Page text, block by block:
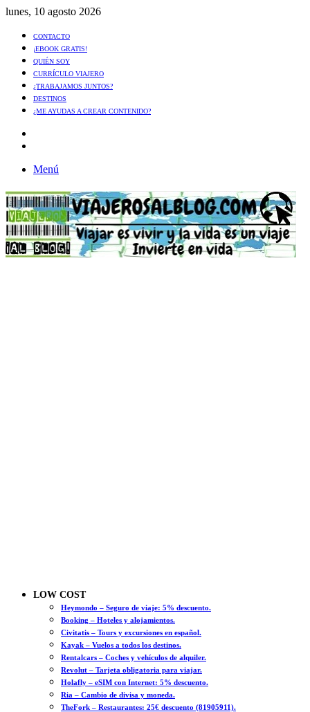
lunes, 10 agosto 2026
CONTACTO
¡EBOOK GRATIS!
QUIÉN SOY
CURRÍCULO VIAJERO
¿TRABAJAMOS JUNTOS?
DESTINOS
¿ME AYUDAS A CREAR CONTENIDO?
Menú
LOW COST
Heymondo – Seguro de viaje: 5% descuento.
Booking – Hoteles y alojamientos.
Civitatis – Tours y excursiones en español.
Kayak – Vuelos a todos los destinos.
Rentalcars – Coches y vehículos de alquiler.
Revolut – Tarjeta obligatoria para viajar.
Holafly – eSIM con Internet: 5% descuento.
Ria – Cambio de divisa y moneda.
TheFork – Restaurantes: 25€ descuento (81905911).